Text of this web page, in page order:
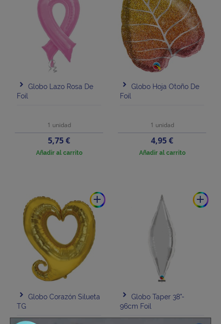
Globo Lazo Rosa De
Foil
1 unidad
Precio
5,75 €
Añadir al carrito
Globo Hoja Otoño De
Foil
1 unidad
Precio
4,95 €
Añadir al carrito
add
Globo Corazón Silueta
TG
add
Globo Taper 38"-
96cm Foil